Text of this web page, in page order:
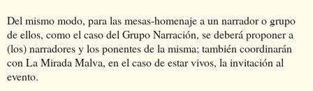
Del mismo modo, para las mesas-homenaje a un narrador o grupo
de ellos, como el caso del Grupo Narración, se deberá proponer a
(los) narradores y los ponentes de la misma; también coordinarán
con La Mirada Malva, en el caso de estar vivos, la invitación al
evento.